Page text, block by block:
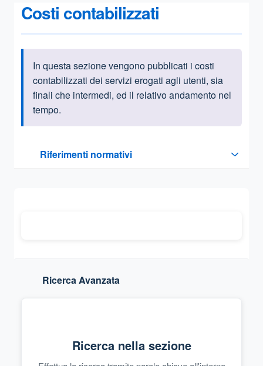
Costi contabilizzati
Informazioni introduttive
In questa sezione vengono pubblicati i costi
contabilizzati dei servizi erogati agli utenti, sia
finali che intermedi, ed il relativo andamento nel
tempo.
Riferimenti normativi
Sezione compressa
Ricerca Avanzata
Ricerca nella sezione